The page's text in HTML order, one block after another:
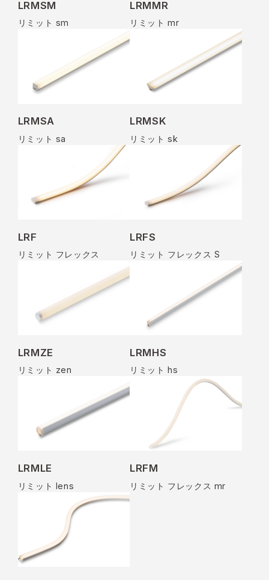
LRMSM
リミット sm
LRMMR
リミット mr
LRMSA
リミット sa
LRMSK
リミット sk
LRF
リミット フレックス
LRFS
リミット フレックス S
LRMZE
リミット zen
LRMHS
リミット hs
LRMLE
リミット lens
LRFM
リミット フレックス mr